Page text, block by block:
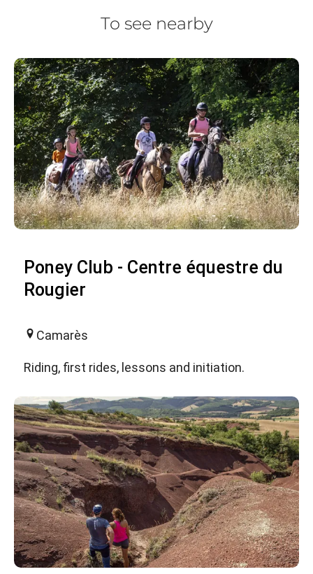
To see nearby
Poney Club - Centre équestre du
Rougier
Camarès
Riding, first rides, lessons and initiation.